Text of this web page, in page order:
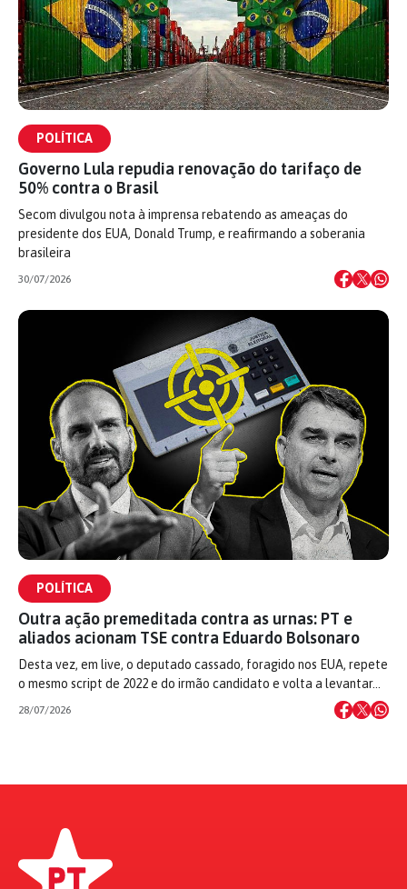
POLÍTICA
Governo Lula repudia renovação do tarifaço de
50% contra o Brasil
Secom divulgou nota à imprensa rebatendo as ameaças do
presidente dos EUA, Donald Trump, e reafirmando a soberania
brasileira
30/07/2026
POLÍTICA
Outra ação premeditada contra as urnas: PT e
aliados acionam TSE contra Eduardo Bolsonaro
Desta vez, em live, o deputado cassado, foragido nos EUA, repete
o mesmo script de 2022 e do irmão candidato e volta a levantar…
28/07/2026